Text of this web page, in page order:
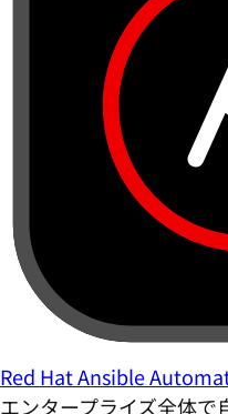
Red Hat Ansible
エンタープライズ全体で